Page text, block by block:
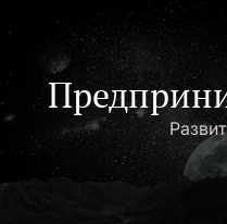
содержимому